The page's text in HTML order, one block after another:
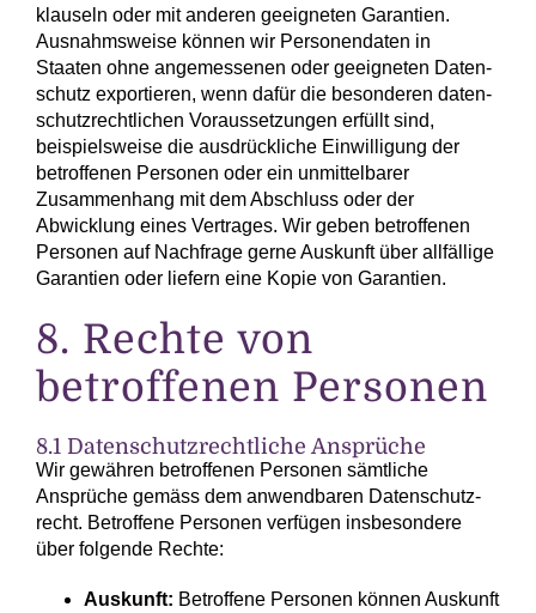
klauseln oder mit anderen geeigneten Garantien.
Ausnahms­weise können wir Personen­daten in
Staaten ohne angemessenen oder geeigneten Daten­
schutz exportieren, wenn dafür die besonderen daten­
schutz­rechtlichen Voraus­setzungen erfüllt sind,
beispielsweise die ausdrückliche Ein­willigung der
betroffenen Personen oder ein unmittelbarer
Zusammen­hang mit dem Abschluss oder der
Abwicklung eines Vertrages. Wir geben betroffenen
Personen auf Nachfrage gerne Auskunft über allfällige
Garantien oder liefern eine Kopie von Garantien.
8. Rechte von
betroffenen Personen
8.1 Daten­schutz­rechtliche Ansprüche
Wir gewähren betroffenen Personen sämt­liche
Ansprüche gemäss dem anwendbaren Daten­schutz­
recht. Betroffene Personen verfügen insbesondere
über folgende Rechte:
Auskunft: Betroffene Personen können Auskunft